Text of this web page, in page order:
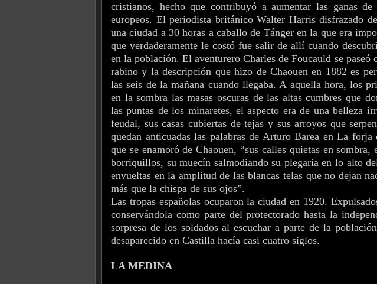
cristianos, hecho que contribuyó a aumentar las ganas
europeos. El periodista británico Walter Harris disfrazado
una ciudad a 30 horas a caballo de Tánger en la que era
que verdaderamente le costó fue salir de allí cuando
en la población. El aventurero Charles de Foucauld se paseó
rabino y la descripción que hizo de Chaouen en 1882 es
las seis de la mañana cuando llegaba. A aquella hora, los
en la sombra las masas oscuras de las altas cumbres que
las puntas de los minaretes, el aspecto era de una belleza
feudal, sus casas cubiertas de tejas y sus arroyos que
quedan anticuadas las palabras de Arturo Barea en La
que se enamoró de Chaouen, “sus calles quietas en
borriquillos, su muecín salmodiando su plegaria en lo alto
envueltas en la amplitud de las blancas telas que no dejan
más que la chispa de sus ojos”.
Las tropas españolas ocuparon la ciudad en 1920.
conservándola como parte del protectorado hasta la
sorpresa de los soldados al escuchar a parte de la
desaparecido en Castilla hacía casi cuatro siglos.
LA MEDINA